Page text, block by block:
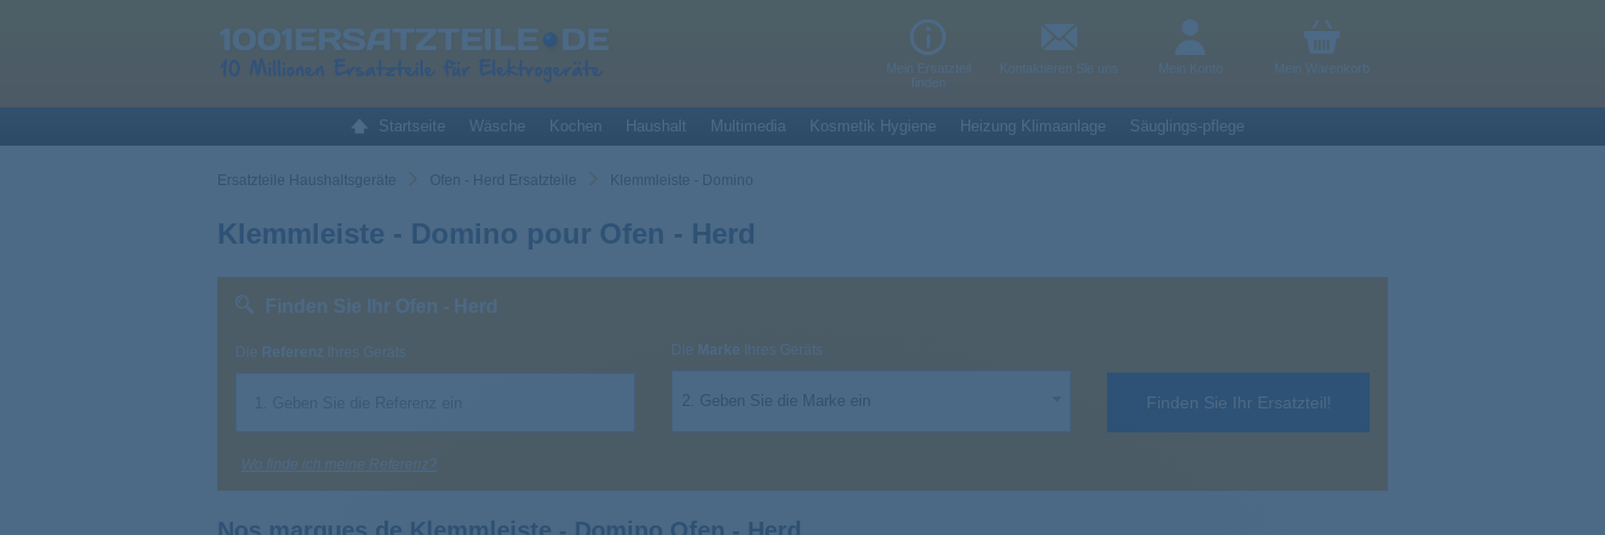
Mein Ersatzteil
finden
Kontaktieren Sie uns Mein Konto Mein Warenkorb
Startseite Wäsche Kochen Haushalt Multimedia Kosmetik Hygiene Heizung Klimaanlage Säuglings-pflege
Ersatzteile Haushaltsgeräte Ofen - Herd Ersatzteile Klemmleiste - Domino
Klemmleiste - Domino pour Ofen - Herd
Finden Sie Ihr Ofen - Herd
Die Referenz Ihres Geräts Die Marke Ihres Geräts
2. Geben Sie die Marke ein Finden Sie Ihr Ersatzteil!
Wo finde ich meine Referenz?